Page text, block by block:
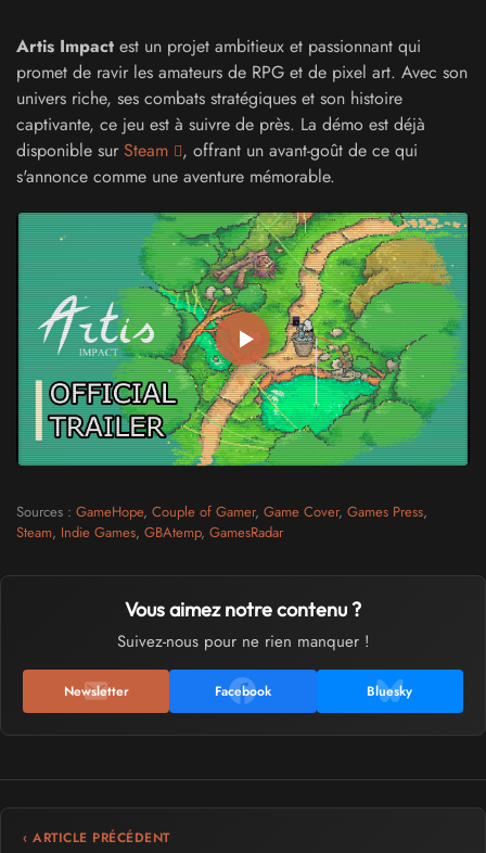
Artis Impact est un projet ambitieux et passionnant qui
promet de ravir les amateurs de RPG et de pixel art. Avec son
univers riche, ses combats stratégiques et son histoire
captivante, ce jeu est à suivre de près. La démo est déjà
disponible sur Steam
, offrant un avant-goût de ce qui
s'annonce comme une aventure mémorable.
Sources : GameHope, Couple of Gamer, Game Cover, Games Press,
Steam, Indie Games, GBAtemp, GamesRadar
Vous aimez notre contenu ?
Suivez-nous pour ne rien manquer !
Newsletter Facebook Bluesky
‹ ARTICLE PRÉCÉDENT